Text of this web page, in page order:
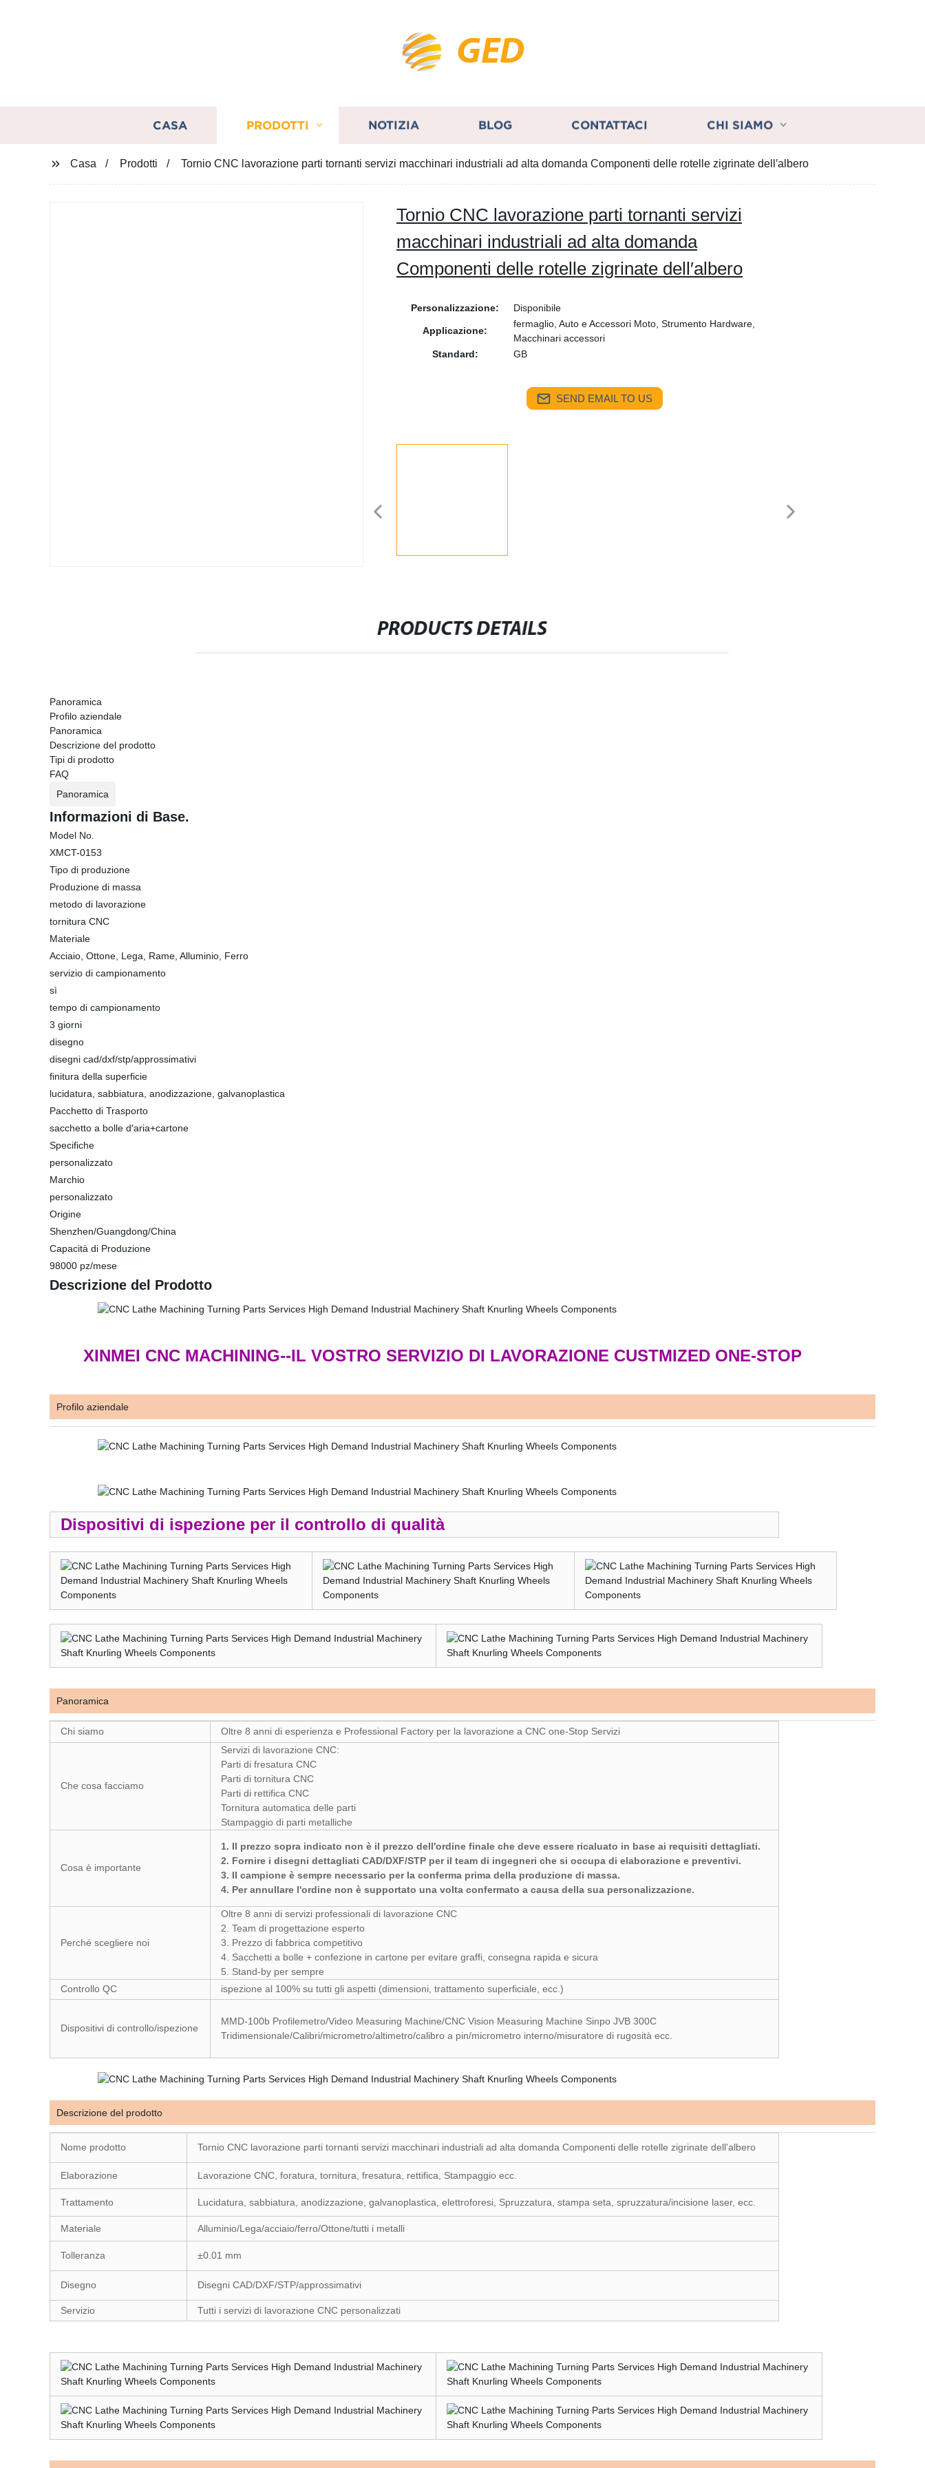
GED
CASA PRODOTTI NOTIZIA BLOG CONTATTACI CHI SIAMO
Casa Prodotti Tornio CNC lavorazione parti tornanti servizi macchinari industriali ad alta domanda Componenti delle rotelle zigrinate dell′albero
Tornio CNC lavorazione parti tornanti servizi
macchinari industriali ad alta domanda
Componenti delle rotelle zigrinate dell′albero
Personalizzazione: Disponibile
Applicazione:
fermaglio, Auto e Accessori Moto, Strumento Hardware,
Macchinari accessori
Standard:
GB
SEND EMAIL TO US
PRODUCTS DETAILS
Panoramica
Profilo aziendale
Panoramica
Descrizione del prodotto
Tipi di prodotto
FAQ
Panoramica
Informazioni di Base.
Model No.
XMCT-0153
Tipo di produzione
Produzione di massa
metodo di lavorazione
tornitura CNC
Materiale
Acciaio, Ottone, Lega, Rame, Alluminio, Ferro
servizio di campionamento
sì
tempo di campionamento
3 giorni
disegno
disegni cad/dxf/stp/approssimativi
finitura della superficie
lucidatura, sabbiatura, anodizzazione, galvanoplastica
Pacchetto di Trasporto
sacchetto a bolle d′aria+cartone
Specifiche
personalizzato
Marchio
personalizzato
Origine
Shenzhen/Guangdong/China
Capacità di Produzione
98000 pz/mese
Descrizione del Prodotto
XINMEI CNC MACHINING--IL VOSTRO SERVIZIO DI LAVORAZIONE CUSTMIZED ONE-STOP
Profilo aziendale
Dispositivi di ispezione per il controllo di qualità
Panoramica
Chi siamo Oltre 8 anni di esperienza e Professional Factory per la lavorazione a CNC one-Stop Servizi
Che cosa facciamo
Servizi di lavorazione CNC:
Parti di fresatura CNC
Parti di tornitura CNC
Parti di rettifica CNC
Tornitura automatica delle parti
Stampaggio di parti metalliche
Cosa è importante
1. Il prezzo sopra indicato non è il prezzo dell'ordine finale che deve essere ricaluato in base ai requisiti dettagliati.
2. Fornire i disegni dettagliati CAD/DXF/STP per il team di ingegneri che si occupa di elaborazione e preventivi.
3. Il campione è sempre necessario per la conferma prima della produzione di massa.
4. Per annullare l'ordine non è supportato una volta confermato a causa della sua personalizzazione.
Perché scegliere noi
Oltre 8 anni di servizi professionali di lavorazione CNC
2. Team di progettazione esperto
3. Prezzo di fabbrica competitivo
4. Sacchetti a bolle + confezione in cartone per evitare graffi, consegna rapida e sicura
5. Stand-by per sempre
Controllo QC
ispezione al 100% su tutti gli aspetti (dimensioni, trattamento superficiale, ecc.)
Dispositivi di controllo/ispezione
MMD-100b Profilemetro/Video Measuring Machine/CNC Vision Measuring Machine Sinpo JVB 300C
Tridimensionale/Calibri/micrometro/altimetro/calibro a pin/micrometro interno/misuratore di rugosità ecc.
Descrizione del prodotto
Nome prodotto Tornio CNC lavorazione parti tornanti servizi macchinari industriali ad alta domanda Componenti delle rotelle zigrinate dell'albero
Elaborazione Lavorazione CNC, foratura, tornitura, fresatura, rettifica, Stampaggio ecc.
Trattamento Lucidatura, sabbiatura, anodizzazione, galvanoplastica, elettroforesi, Spruzzatura, stampa seta, spruzzatura/incisione laser, ecc.
Materiale Alluminio/Lega/acciaio/ferro/Ottone/tutti i metalli
Tolleranza ±0.01 mm
Disegno Disegni CAD/DXF/STP/approssimativi
Servizio Tutti i servizi di lavorazione CNC personalizzati